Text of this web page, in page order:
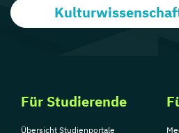
Für Studierende
Übersicht Studienportale